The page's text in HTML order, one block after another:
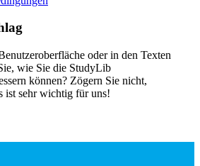
oder in den Texten
wie Sie die StudyLib
können? Zögern Sie nicht,
ist sehr wichtig für uns!